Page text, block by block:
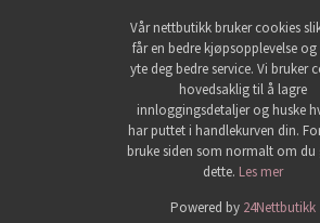
Vår nettbutikk bruker cookies
får en bedre kjøpsopplevelse og
yte deg bedre service. Vi bruker
hovedsaklig til å lagre
innloggingsdetaljer og huske
har puttet i handlekurven din.
bruke siden som normalt om
dette. Les mer
Powered by 24Nettbutikk